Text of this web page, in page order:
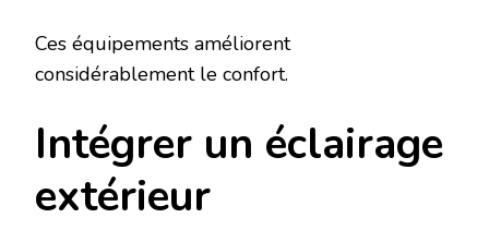
Ces équipements améliorent
considérablement le confort.
Intégrer un éclairage
extérieur